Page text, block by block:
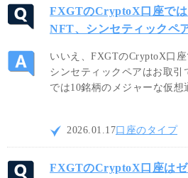
FXGTのCryptoX口座で
NFT、シンセティックペ
いいえ、FXGTのCryptoX口
シンセティックペアはお取引
では10銘柄のメジャーな仮想
多彩な仮想通貨CFDでの取引
ご利用ください。尚、TRX
のはCryptoX口座のみとなりま
2026.01.17口座のタイプ
FXGTのCryptoX口座は